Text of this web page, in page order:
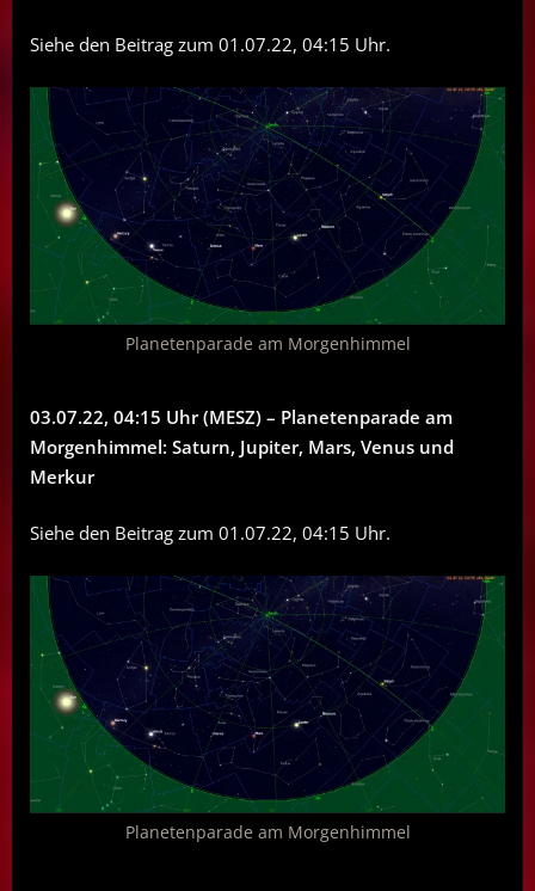
Siehe den Beitrag zum 01.07.22, 04:15 Uhr.
Planetenparade am Morgenhimmel
03.07.22, 04:15 Uhr (MESZ) – Planetenparade am
Morgenhimmel: Saturn, Jupiter, Mars, Venus und
Merkur
Siehe den Beitrag zum 01.07.22, 04:15 Uhr.
Planetenparade am Morgenhimmel